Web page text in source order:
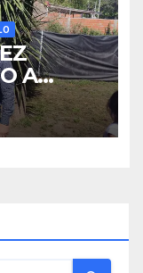
A